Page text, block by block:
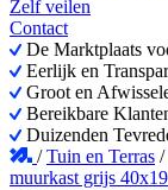
Zelf veilen
Contact
De Marktplaats
Eerlijk en
Groot en
Bereikbare
Duizenden
/Tuin en Terras /
muurkast grijs